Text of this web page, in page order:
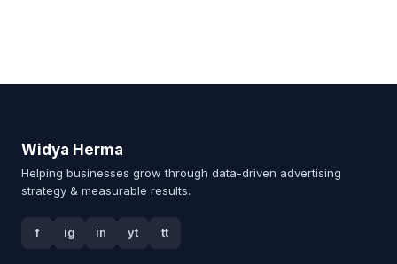
Widya Herma
Helping businesses grow through data-driven advertising
strategy & measurable results.
f ig in yt tt